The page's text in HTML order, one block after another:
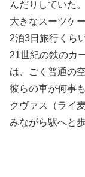
んだりしていた。
大きなスーツケ
2泊3日旅行くら
21世紀の鉄のカ
は、ごく普通の
彼らの車が何事
クヴァス（ライ
みながら駅へと歩